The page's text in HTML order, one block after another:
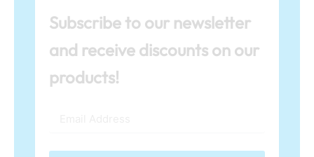
Subscribe to our newsletter
and receive discounts on our
products!